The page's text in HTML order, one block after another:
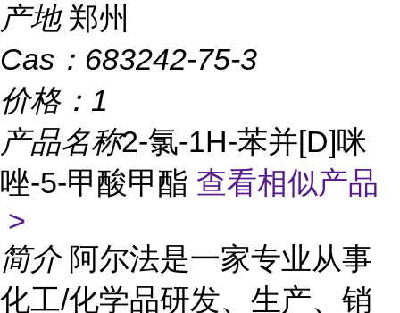
产地 郑州
Cas： 683242-75-3
价格： 1
产品名称2-氯-1H-苯并[D]咪
唑-5-甲酸甲酯 查看相似产品
>
简介 阿尔法是一家专业从事
化工/化学品研发、生产、销